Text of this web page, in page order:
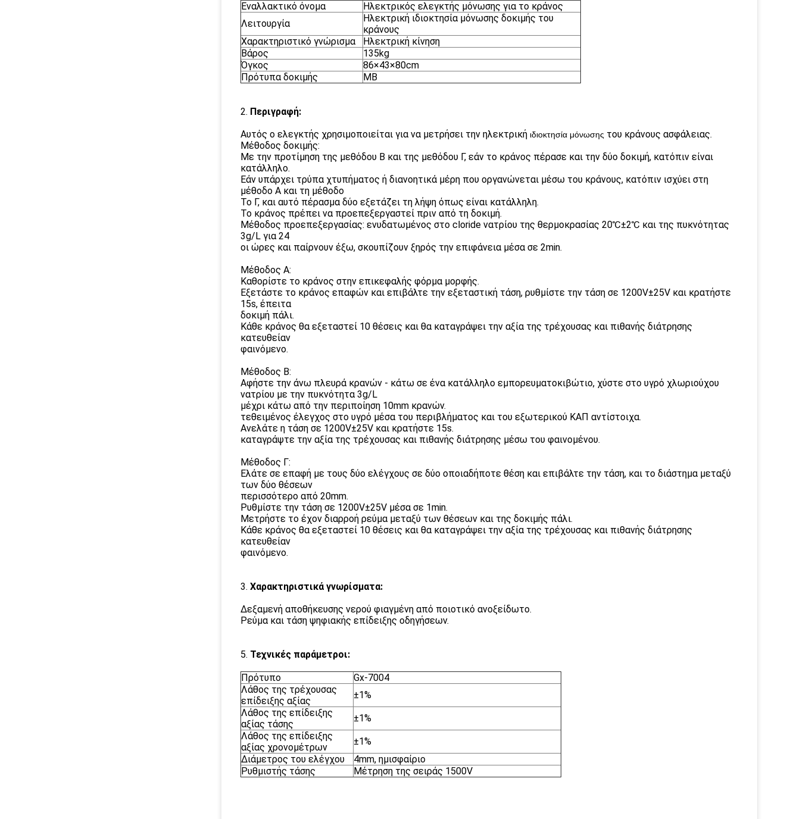
Εναλλακτικό όνομα
Ηλεκτρικός ελεγκτής μόνωσης για το κράνος
Λειτουργία
Ηλεκτρική ιδιοκτησία μόνωσης δοκιμής του
κράνους
Χαρακτηριστικό γνώρισμα
Ηλεκτρική κίνηση
Βάρος
135kg
Όγκος
86×43×80cm
Πρότυπα δοκιμής
ΜΒ
2. Περιγραφή:
Αυτός ο ελεγκτής χρησιμοποιείται για να μετρήσει την ηλεκτρική ιδιοκτησία μόνωσης του κράνους ασφάλειας.
Μέθοδος δοκιμής:
Με την προτίμηση της μεθόδου Β και της μεθόδου Γ, εάν το κράνος πέρασε και την δύο δοκιμή, κατόπιν είναι
κατάλληλο.
Εάν υπάρχει τρύπα χτυπήματος ή διανοητικά μέρη που οργανώνεται μέσω του κράνους, κατόπιν ισχύει στη
μέθοδο Α και τη μέθοδο
Το Γ, και αυτό πέρασμα δύο εξετάζει τη λήψη όπως είναι κατάλληλη.
Το κράνος πρέπει να προεπεξεργαστεί πριν από τη δοκιμή.
Μέθοδος προεπεξεργασίας: ενυδατωμένος στο cloride νατρίου της θερμοκρασίας 20℃±2℃ και της πυκνότητας
3g/L για 24
οι ώρες και παίρνουν έξω, σκουπίζουν ξηρός την επιφάνεια μέσα σε 2min.
Μέθοδος Α:
Καθορίστε το κράνος στην επικεφαλής φόρμα μορφής.
Εξετάστε το κράνος επαφών και επιβάλτε την εξεταστική τάση, ρυθμίστε την τάση σε 1200V±25V και κρατήστε
15s, έπειτα
δοκιμή πάλι.
Κάθε κράνος θα εξεταστεί 10 θέσεις και θα καταγράψει την αξία της τρέχουσας και πιθανής διάτρησης
κατευθείαν
φαινόμενο.
Μέθοδος Β:
Αφήστε την άνω πλευρά κρανών - κάτω σε ένα κατάλληλο εμπορευματοκιβώτιο, χύστε στο υγρό χλωριούχου
νατρίου με την πυκνότητα 3g/L
μέχρι κάτω από την περιποίηση 10mm κρανών.
τεθειμένος έλεγχος στο υγρό μέσα του περιβλήματος και του εξωτερικού ΚΑΠ αντίστοιχα.
Ανελάτε η τάση σε 1200V±25V και κρατήστε 15s.
καταγράψτε την αξία της τρέχουσας και πιθανής διάτρησης μέσω του φαινομένου.
Μέθοδος Γ:
Ελάτε σε επαφή με τους δύο ελέγχους σε δύο οποιαδήποτε θέση και επιβάλτε την τάση, και το διάστημα μεταξύ
των δύο θέσεων
περισσότερο από 20mm.
Ρυθμίστε την τάση σε 1200V±25V μέσα σε 1min.
Μετρήστε το έχον διαρροή ρεύμα μεταξύ των θέσεων και της δοκιμής πάλι.
Κάθε κράνος θα εξεταστεί 10 θέσεις και θα καταγράψει την αξία της τρέχουσας και πιθανής διάτρησης
κατευθείαν
φαινόμενο.
3. Χαρακτηριστικά γνωρίσματα:
Δεξαμενή αποθήκευσης νερού φιαγμένη από ποιοτικό ανοξείδωτο.
Ρεύμα και τάση ψηφιακής επίδειξης οδηγήσεων.
5. Τεχνικές παράμετροι:
Πρότυπο
Gx-7004
Λάθος της τρέχουσας
επίδειξης αξίας
±1%
Λάθος της επίδειξης
αξίας τάσης
±1%
Λάθος της επίδειξης
αξίας χρονομέτρων
±1%
Διάμετρος του ελέγχου
4mm, ημισφαίριο
Ρυθμιστής τάσης
Μέτρηση της σειράς 1500V